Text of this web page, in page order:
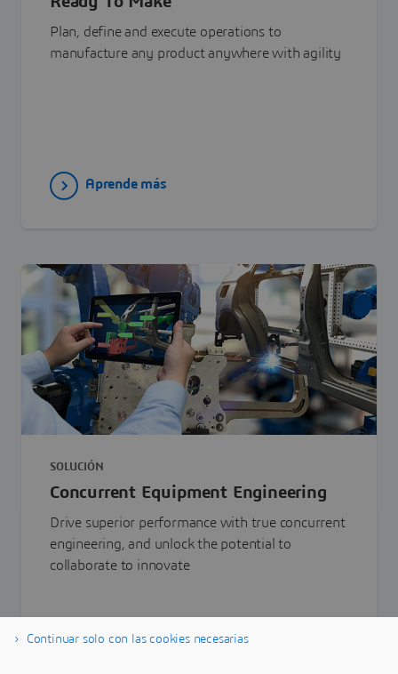
Plan, define and execute operations to
manufacture any product anywhere with agility
Aprende más
SOLUCIÓN
Concurrent Equipment Engineering
Drive superior performance with true concurrent
engineering, and unlock the potential to
collaborate to innovate
Continuar solo con las cookies necesarias